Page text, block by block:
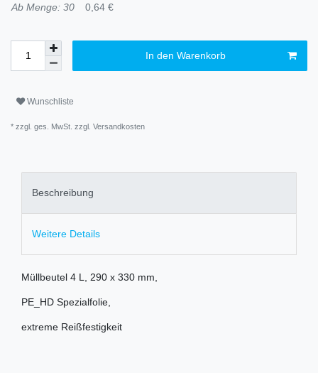
Ab Menge: 30
0,64 €
In den Warenkorb
Wunschliste
* zzgl. ges. MwSt. zzgl. Versandkosten
Beschreibung
Weitere Details
Müllbeutel 4 L, 290 x 330 mm,
PE_HD Spezialfolie,
extreme Reißfestigkeit